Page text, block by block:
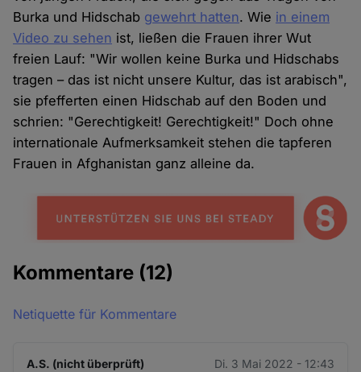
Burka und Hidschab gewehrt hatten. Wie in einem
Video zu sehen ist, ließen die Frauen ihrer Wut
freien Lauf: "Wir wollen keine Burka und Hidschabs
tragen – das ist nicht unsere Kultur, das ist arabisch",
sie pfefferten einen Hidschab auf den Boden und
schrien: "Gerechtigkeit! Gerechtigkeit!" Doch ohne
internationale Aufmerksamkeit stehen die tapferen
Frauen in Afghanistan ganz alleine da.
Kommentare (12)
Netiquette für Kommentare
A.S. (nicht überprüft) Di. 3 Mai 2022 - 12:43